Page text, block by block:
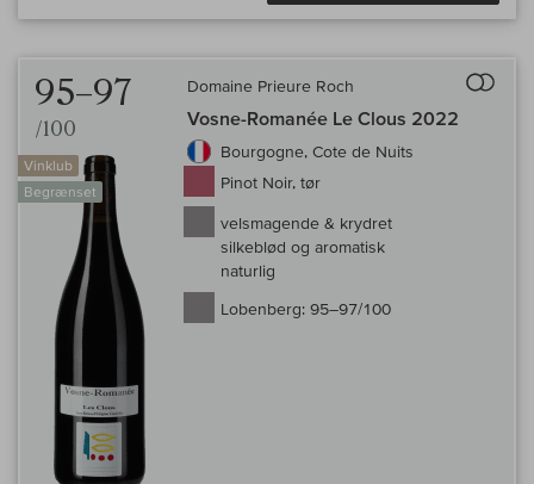
95–97
/100
Vinklub
Begrænset
Domaine Prieure Roch
Vosne-Romanée Le Clous 2022
Bourgogne, Cote de Nuits
Pinot Noir, tør
velsmagende & krydret
silkeblød og aromatisk
naturlig
Lobenberg: 95–97/100